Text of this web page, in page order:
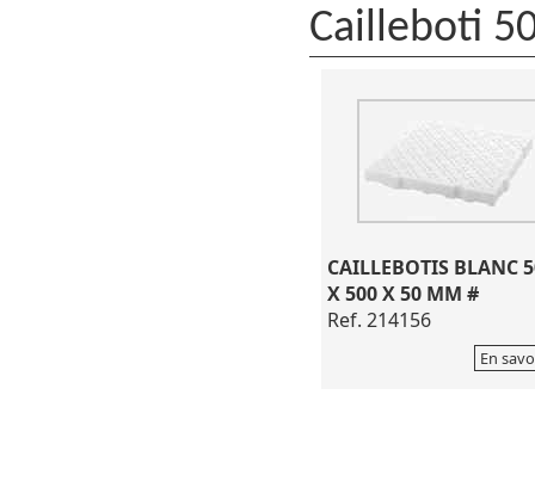
Cailleboti
CAILLEBOTIS BLANC
X 500 X 50 MM #
Ref. 214156
En